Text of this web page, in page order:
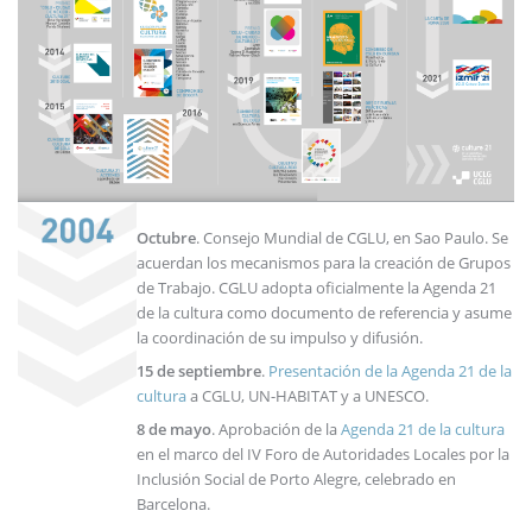
Octubre. Consejo Mundial de CGLU, en Sao Paulo. Se
acuerdan los mecanismos para la creación de Grupos
de Trabajo. CGLU adopta oficialmente la Agenda 21
de la cultura como documento de referencia y asume
la coordinación de su impulso y difusión.
15 de septiembre. Presentación de la Agenda 21 de la
culturaa CGLU, UN-HABITAT y a UNESCO.
8 de mayo. Aprobación de la Agenda 21 de la cultura
en el marco del IV Foro de Autoridades Locales por la
Inclusión Social de Porto Alegre, celebrado en
Barcelona.